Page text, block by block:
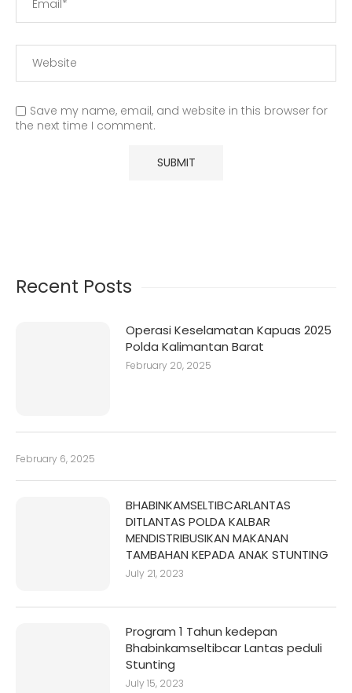
Save my name, email, and website in this browser for
the next time I comment.
Recent Posts
Operasi Keselamatan Kapuas 2025
Polda Kalimantan Barat
February 20, 2025
February 6, 2025
BHABINKAMSELTIBCARLANTAS
DITLANTAS POLDA KALBAR
MENDISTRIBUSIKAN MAKANAN
TAMBAHAN KEPADA ANAK STUNTING
July 21, 2023
Program 1 Tahun kedepan
Bhabinkamseltibcar Lantas peduli
Stunting
July 15, 2023